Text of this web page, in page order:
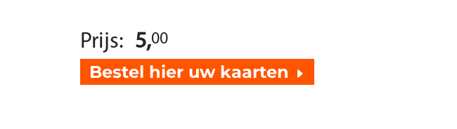
Prijs: 5,00
Bestel hier uw kaarten